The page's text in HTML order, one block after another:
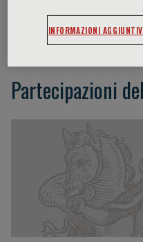
Cristina Angeloni
Partecipazioni
INFORMAZIONI